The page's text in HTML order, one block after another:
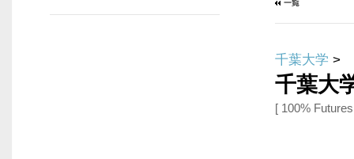
千葉大学 >
千葉大
[ 100%